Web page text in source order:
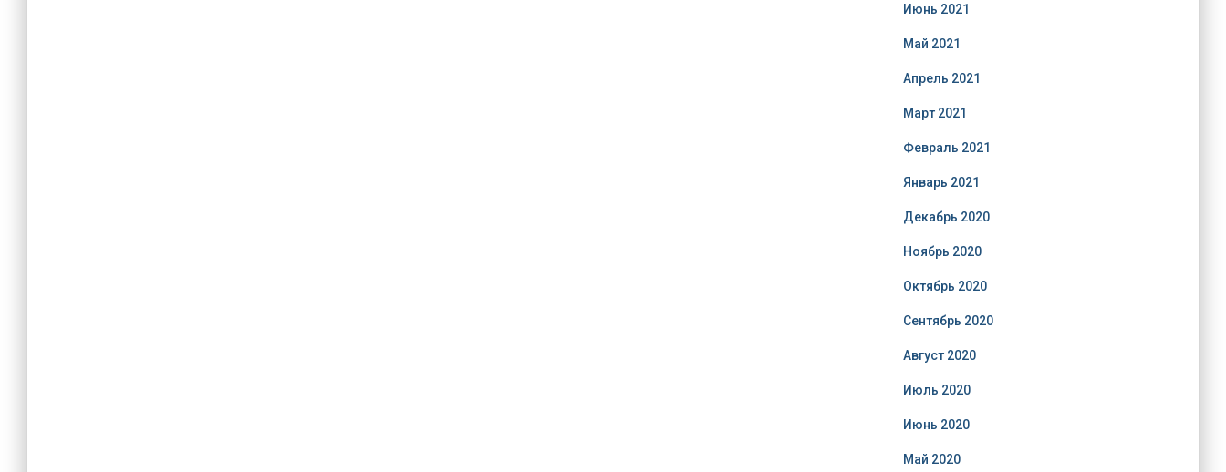
Июнь 2021
Май 2021
Апрель 2021
Март 2021
Февраль 2021
Январь 2021
Декабрь 2020
Ноябрь 2020
Октябрь 2020
Сентябрь 2020
Август 2020
Июль 2020
Июнь 2020
Май 2020